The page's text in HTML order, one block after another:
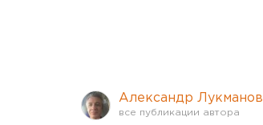
Александр Лукманов